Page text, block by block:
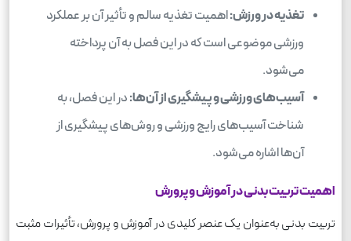
تغذیه در ورزش:اهمیت تغذیه سالم و تأثیر آن بر عملکرد
ورزشی موضوعی است که در این فصل به آن پرداخته
می‌شود.
آسیب‌های ورزشی و پیشگیری از آن‌ها:در این فصل، به
شناخت آسیب‌های رایج ورزشی و روش‌های پیشگیری از
آن‌ها اشاره می‌شود.
اهمیت تربیت بدنی در آموزش و پرورش
تربیت بدنی به‌عنوان یک عنصر کلیدی در آموزش و پرورش، تأثیرات مثبت